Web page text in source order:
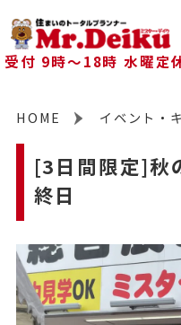
受付 9時～18時 水曜定
HOME イベント・
[3日間限定]秋
終日